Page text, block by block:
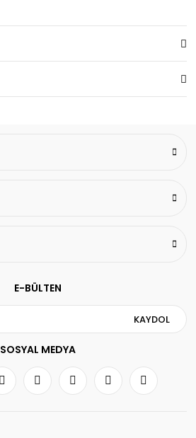
E-BÜLTEN
KAYDOL
SOSYAL MEDYA